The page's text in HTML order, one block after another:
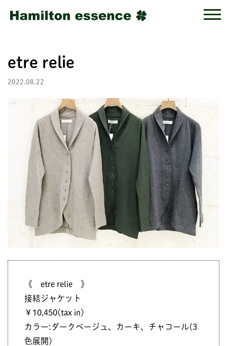
etre relie
2022.08.22
《 etre relie 》
接結ジャケット
￥10,450(tax in)
カラー:ダークベージュ、カーキ、チャコール(3
色展開)